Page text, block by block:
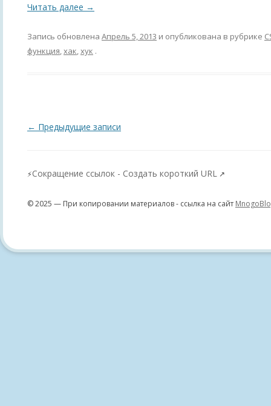
Читать далее →
Запись обновлена Апрель 5, 2013 и опубликована в рубрике
функция хак хук .
Навигация
← Предыдущие записи
⚡Сокращение ссылок - Создать короткий URL ↗
© 2025 — При копировании материалов - ссылка на сайт